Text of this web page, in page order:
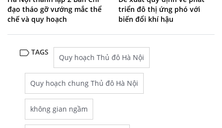
đạo tháo gỡ vướng mắc thể
chế và quy hoạch
triển đô thị ứng phó với
biến đổi khí hậu
TAGS
Quy hoạch Thủ đô Hà Nội
Quy hoạch chung Thủ đô Hà Nội
không gian ngầm